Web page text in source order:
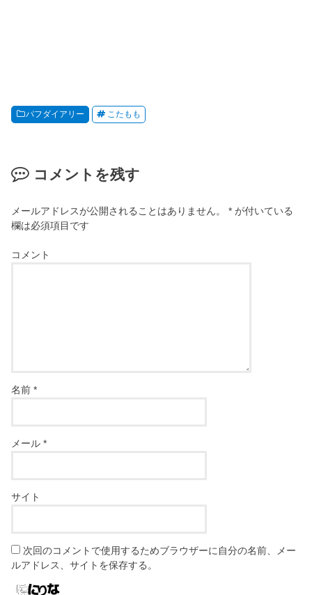
パフダイアリー こたもも
コメントを残す
メールアドレスが公開されることはありません。 * が付いている
欄は必須項目です
コメント
名前*
メール*
サイト
次回のコメントで使用するためブラウザーに自分の名前、メー
ルアドレス、サイトを保存する。